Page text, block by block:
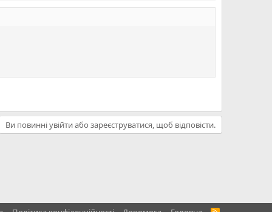
Ви повинні увійти або зареєструватися, щоб відповісти.